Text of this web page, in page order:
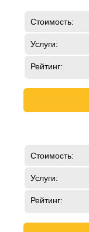
Стоимость:
Услуги:
Рейтинг:
Стоимость:
Услуги:
Рейтинг: